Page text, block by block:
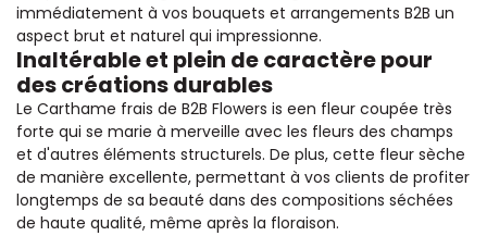
immédiatement à vos bouquets et arrangements B2B un
aspect brut et naturel qui impressionne.
Inaltérable et plein de caractère pour
des créations durables
Le Carthame frais de B2B Flowers is een fleur coupée très
forte qui se marie à merveille avec les fleurs des champs
et d'autres éléments structurels. De plus, cette fleur sèche
de manière excellente, permettant à vos clients de profiter
longtemps de sa beauté dans des compositions séchées
de haute qualité, même après la floraison.